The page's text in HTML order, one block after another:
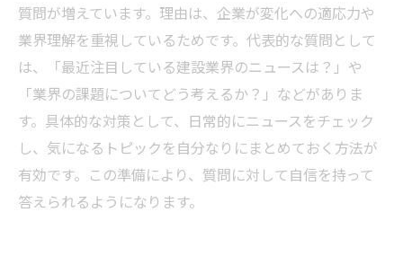
質問が増えています。理由は、企業が変化への適応力や
業界理解を重視しているためです。代表的な質問として
は、「最近注目している建設業界のニュースは？」や
「業界の課題についてどう考えるか？」などがありま
す。具体的な対策として、日常的にニュースをチェック
し、気になるトピックを自分なりにまとめておく方法が
有効です。この準備により、質問に対して自信を持って
答えられるようになります。